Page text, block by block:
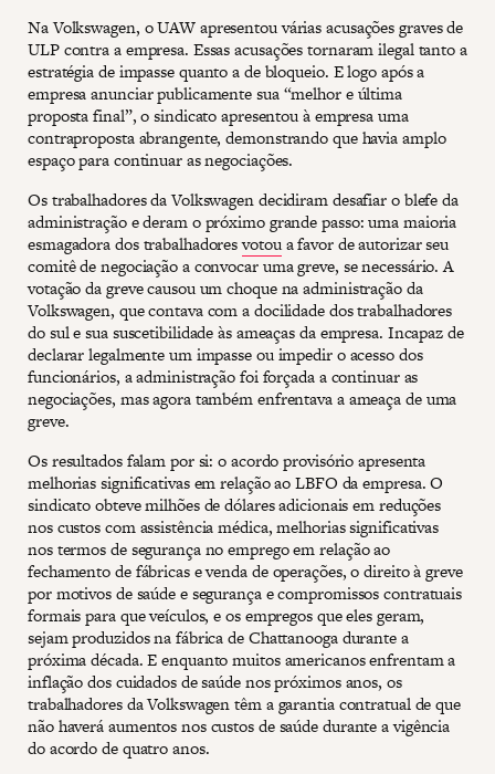
Na Volkswagen, o UAW apresentou várias acusações graves de
ULP contra a empresa. Essas acusações tornaram ilegal tanto a
estratégia de impasse quanto a de bloqueio. E logo após a
empresa anunciar publicamente sua “melhor e última
proposta final”, o sindicato apresentou à empresa uma
contraproposta abrangente, demonstrando que havia amplo
espaço para continuar as negociações.
Os trabalhadores da Volkswagen decidiram desafiar o blefe da
administração e deram o próximo grande passo: uma maioria
esmagadora dos trabalhadoresvotoua favor de autorizar seu
comitê de negociação a convocar uma greve, se necessário. A
votação da greve causou um choque na administração da
Volkswagen, que contava com a docilidade dos trabalhadores
do sul e sua suscetibilidade às ameaças da empresa. Incapaz de
declarar legalmente um impasse ou impedir o acesso dos
funcionários, a administração foi forçada a continuar as
negociações, mas agora também enfrentava a ameaça de uma
greve.
Os resultados falam por si: o acordo provisório apresenta
melhorias significativas em relação ao LBFO da empresa. O
sindicato obteve milhões de dólares adicionais em reduções
nos custos com assistência médica, melhorias significativas
nos termos de segurança no emprego em relação ao
fechamento de fábricas e venda de operações, o direito à greve
por motivos de saúde e segurança e compromissos contratuais
formais para que veículos, e os empregos que eles geram,
sejam produzidos na fábrica de Chattanooga durante a
próxima década. E enquanto muitos americanos enfrentam a
inflação dos cuidados de saúde nos próximos anos, os
trabalhadores da Volkswagen têm a garantia contratual de que
não haverá aumentos nos custos de saúde durante a vigência
do acordo de quatro anos.